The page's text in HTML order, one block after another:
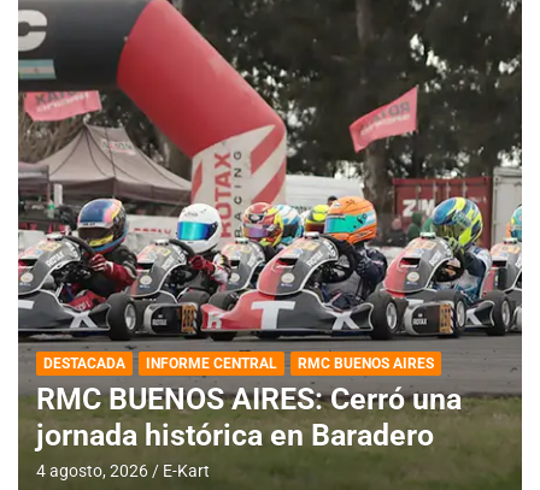
DESTACADA INFORME CENTRAL RMC BUENOS AIRES
RMC BUENOS AIRES: Cerró una
jornada histórica en Baradero
4 agosto, 2026 E-Kart